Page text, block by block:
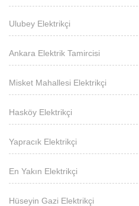
Ulubey Elektrikçi
Ankara Elektrik Tamircisi
Misket Mahallesi Elektrikçi
Hasköy Elektrikçi
Yapracık Elektrikçi
En Yakın Elektrikçi
Hüseyin Gazi Elektrikçi